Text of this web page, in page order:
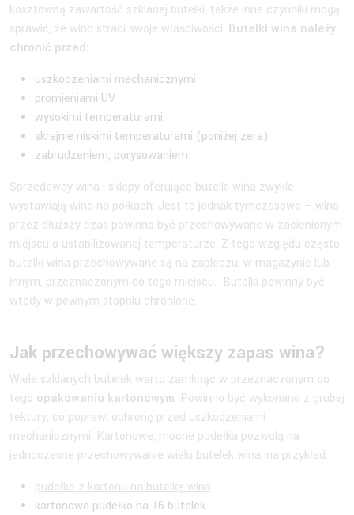
kosztowną zawartość szklanej butelki, także inne czynniki mogą
sprawić, że wino straci swoje właściwości. Butelki wina należy
chronić przed:
uszkodzeniami mechanicznymi
promieniami UV
wysokimi temperaturami
skrajnie niskimi temperaturami (poniżej zera)
zabrudzeniem, porysowaniem
Sprzedawcy wina i sklepy oferujące butelki wina zwykle
wystawiają wino na półkach. Jest to jednak tymczasowe – wino
przez dłuższy czas powinno być przechowywane w zacienionym
miejscu o ustabilizowanej temperaturze. Z tego względu często
butelki wina przechowywane są na zapleczu, w magazynie lub
innym, przeznaczonym do tego miejscu. Butelki powinny być
wtedy w pewnym stopniu chronione.
Jak przechowywać większy zapas wina?
Wiele szklanych butelek warto zamknąć w przeznaczonym do
tego opakowaniu kartonowym. Powinno być wykonane z grubej
tektury, co poprawi ochronę przed uszkodzeniami
mechanicznymi. Kartonowe, mocne pudełka pozwolą na
jednoczesne przechowywanie wielu butelek wina, na przykład:
pudełko z kartonu na butelkę wina
kartonowe pudełko na 16 butelek